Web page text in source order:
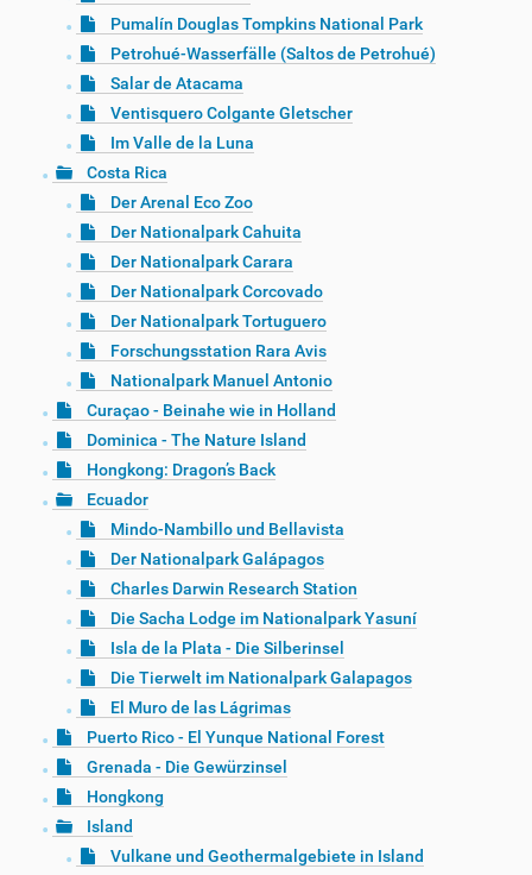
Pumalín Douglas Tompkins National Park
Petrohué-Wasserfälle (Saltos de Petrohué)
Salar de Atacama
Ventisquero Colgante Gletscher
Im Valle de la Luna
Costa Rica
Der Arenal Eco Zoo
Der Nationalpark Cahuita
Der Nationalpark Carara
Der Nationalpark Corcovado
Der Nationalpark Tortuguero
Forschungsstation Rara Avis
Nationalpark Manuel Antonio
Curaçao - Beinahe wie in Holland
Dominica - The Nature Island
Hongkong: Dragon’s Back
Ecuador
Mindo-Nambillo und Bellavista
Der Nationalpark Galápagos
Charles Darwin Research Station
Die Sacha Lodge im Nationalpark Yasuní
Isla de la Plata - Die Silberinsel
Die Tierwelt im Nationalpark Galapagos
El Muro de las Lágrimas
Puerto Rico - El Yunque National Forest
Grenada - Die Gewürzinsel
Hongkong
Island
Vulkane und Geothermalgebiete in Island